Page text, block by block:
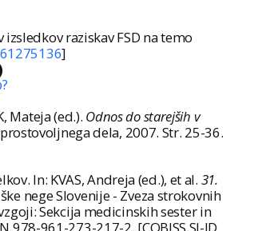
izsledkov raziskav FSD na temo
]
Mateja (ed.). Odnos do starejših v
dela, 2007. Str. 25-36.
In: KVAS, Andreja (ed.), et al. 31.
nege Slovenije - Zveza strokovnih
Sekcija medicinskih sester in
961-273-217-2. [COBISS.SI-ID